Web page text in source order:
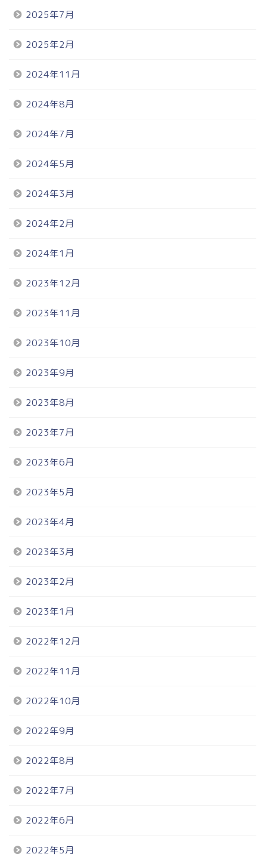
2025年7月
2025年2月
2024年11月
2024年8月
2024年7月
2024年5月
2024年3月
2024年2月
2024年1月
2023年12月
2023年11月
2023年10月
2023年9月
2023年8月
2023年7月
2023年6月
2023年5月
2023年4月
2023年3月
2023年2月
2023年1月
2022年12月
2022年11月
2022年10月
2022年9月
2022年8月
2022年7月
2022年6月
2022年5月